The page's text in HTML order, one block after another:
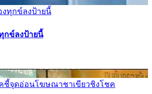
ทุกข์ลงป้ายนี้